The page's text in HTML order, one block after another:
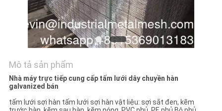
TRANG
WEB
PRIVACY
POLICY
Mô tả sản phẩm
Nhà máy trực tiếp cung cấp tấm lưới dây chuyền hàn
galvanized bán
tấm lưới sợi hàn tấm lưới sợi hàn vật liệu: sợi sắt đen, kẽm